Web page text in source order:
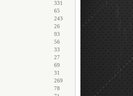
331
65
243
26
93
56
33
27
69
31
269
78